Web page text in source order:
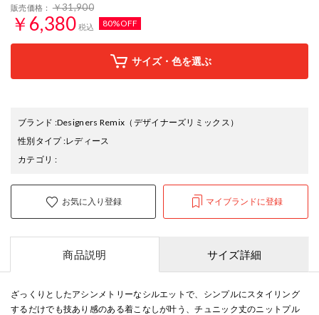
販売価格： ￥31,900
￥6,380 税込 80%OFF
サイズ・色を選ぶ
ブランド :Designers Remix （デザイナーズリミックス）
性別タイプ:レディース
カテゴリ :
お気に入り登録 マイブランドに登録
商品説明 サイズ詳細
ざっくりとしたアシンメトリーなシルエットで、シンプルにスタイリング
するだけでも技あり感のある着こなしが叶う、チュニック丈のニットプル